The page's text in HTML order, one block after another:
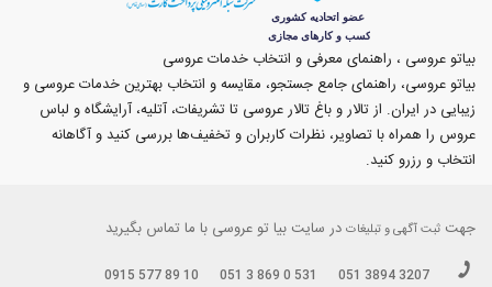
بیاتو عروسی ، راهنمای معرفی و انتخاب خدمات عروسی
بیاتو عروسی، راهنمای جامع جستجو، مقایسه و انتخاب بهترین خدمات عروسی و
زیبایی در ایران. از تالار و باغ تالار عروسی تا تشریفات، آتلیه، آرایشگاه و لباس
عروس را همراه با تصاویر، نظرات کاربران و تخفیف‌ها بررسی کنید و آگاهانه
انتخاب و رزرو کنید.
جهت ثبت آگهی و تبلیغات در سایت بیا تو عروسی با ما تماس بگیرید
051 3894 3207
051 3 869 0 531
0915 577 89 10